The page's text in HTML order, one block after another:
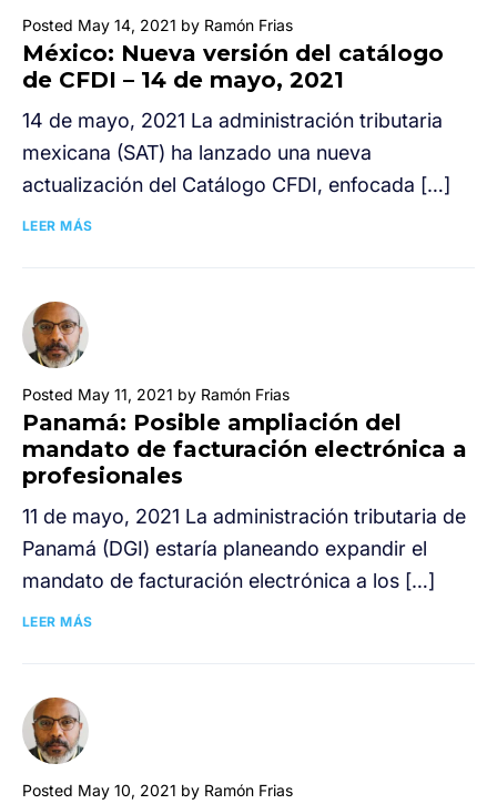
Posted May 14, 2021 by Ramón Frias
México: Nueva versión del catálogo
de CFDI – 14 de mayo, 2021
14 de mayo, 2021 La administración tributaria
mexicana (SAT) ha lanzado una nueva
actualización del Catálogo CFDI, enfocada […]
LEER MÁS
Posted May 11, 2021 by Ramón Frias
Panamá: Posible ampliación del
mandato de facturación electrónica a
profesionales
11 de mayo, 2021 La administración tributaria de
Panamá (DGI) estaría planeando expandir el
mandato de facturación electrónica a los […]
LEER MÁS
Posted May 10, 2021 by Ramón Frias